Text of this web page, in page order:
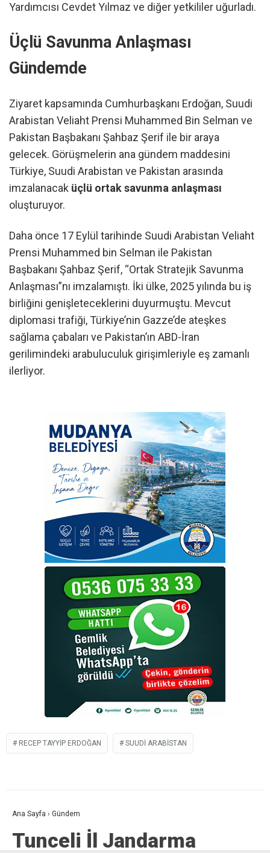
Yardımcısı Cevdet Yılmaz ve diğer yetkililer uğurladı.
Üçlü Savunma Anlaşması
Gündemde
Ziyaret kapsamında Cumhurbaşkanı Erdoğan, Suudi
Arabistan Veliaht Prensi Muhammed Bin Selman ve
Pakistan Başbakanı Şahbaz Şerif ile bir araya
gelecek. Görüşmelerin ana gündem maddesini
Türkiye, Suudi Arabistan ve Pakistan arasında
imzalanacak üçlü ortak savunma anlaşması
oluşturuyor.
Daha önce 17 Eylül tarihinde Suudi Arabistan Veliaht
Prensi Muhammed bin Selman ile Pakistan
Başbakanı Şahbaz Şerif, “Ortak Stratejik Savunma
Anlaşması”nı imzalamıştı. İki ülke, 2025 yılında bu iş
birliğini genişleteceklerini duyurmuştu. Mevcut
diplomasi trafiği, Türkiye’nin Gazze’de ateşkes
sağlama çabaları ve Pakistan’ın ABD-İran
gerilimindeki arabuluculuk girişimleriyle eş zamanlı
ilerliyor.
RECEP TAYYIP ERDOĞAN SUUDI ARABISTAN
Ana Sayfa › Gündem
Tunceli İl Jandarma